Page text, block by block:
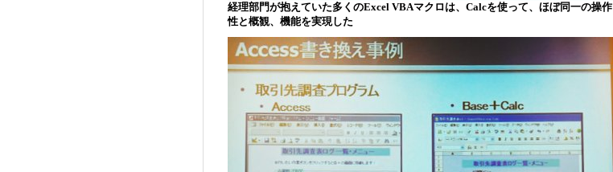
経理部門が抱えていた多くのExcel VBAマクロは、Calcを使って、ほぼ同一の操作
性と概観、機能を実現した